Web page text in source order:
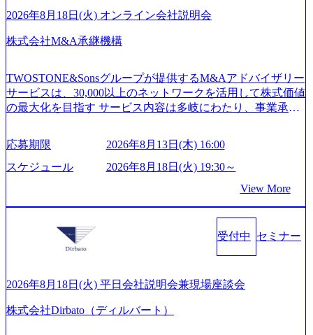
特長 ビジネスへの深い理解を持つコンサルタントが集うXs
pearと、最先端テクノロジーに深い知見を持つシンプレクス
社またはグループ会社との協力体制を築いている Xspear社
sion-production.appspot.com/public/images/20240925204111_caa9
4e4b-6aae-45a6-a0ce-b98154c816a2_1153x543.webp メンバー情
報 (https://www.xspear.co.jp/member/)一部抜粋 - 伊勢山 昇吾氏:
業界で新規事業戦略、成長戦略、PMI推進、業務改革等の幅
広いプロジェクトに従事 - 鈴木健仁氏：新卒でベイカレン
トに入社し最年少ディレクターを経てXspearに参画 - 梶田
案、人事組織テーマに強みを持ち、メディア・エンタメ業
界においてはDX戦略立案、NFT等の新規事業立案を得意と
する。 - 藏満 一馬氏：アクセンチュア出身。金融業界を中
心に、DX戦略策定、新規事業立案、組織変革、規制対応等
の幅広いプロジェクトを主導する。 - 天野 善仁氏：19卒Pw
ページ (https://www.xspear.co.jp/career/interviews/) 戦略だけの
から”のコンサルの在り方 (https://www.businessinsider.jp/articl
cb8-329e-4a45-a8f5-73d9728b2cd7_1200x486.webp https://storag
e.googleapis.com/our-vision-production.appspot.com/public/image
s/20260224131100_d8b3379f-6e64-4566-aea4-924f21977d35_120
0x460.webp https://storage.googleapis.com/our-vision-production.a
810e-138e27965ee8_1200x386.webp グローバル人財育成を目
的とした「語学研修」、効果的なプレゼンのポイントを掴
み実践に強くなるための「プレゼン研修」、自社キャリア
アドバイザーによる自身のキャリア構築をめざす「キャリ
スタイム制度を実施しており、月単位の決められた労働時
間の範囲内で、出社・退社の時刻を社員の自己裁量に委
ね、ワークライフバランスを図りながら効率的に働くこと
ができる 【休日】 土日祝休みの完全週休2日制 2025年度の
休暇は年間24日（4月1日入社の場合）で、入社日に付与さ
れます。 年次有給休暇の残日数は、翌年度に繰り越すこと
ができます。 慶弔休暇は、事由により取得可能日数は異な
ュ休暇は、規程で定める勤続年数ごとに、連続5日のリフレ
ッシュ休暇を取得できます。 【育児や子の看護、介護など
の制度】 育児休暇： 対象：小学校1年修了時の3月31日まで
2026年8月18日(火) オンライン会社説明会
株式会社M&A承継機構
TWOSTONE&Sonsグループが提供するM&Aアドバイザリー
サービスは、30,000以上のネットワークを活用して株式価値
の最大化を目指す サービス内容は多岐にわたり、事業承継
リーなどが含まれており、幅広いニーズに対応 譲渡企業に
対しては完全成功報酬制を採用し、M&A以外の選択肢も尊
重する姿勢を持ち、将来の株価成長を取り込むスキームの
&A業界のリーディングカンパニーであり、領域にこだわら
ず幅広い案件に携わりながら自己成長とキャリアの挑戦が
可能 M&Aセンター出身者3名がメインメンバーであり、経
験豊富なアドバイザーと共に働くことで、M&Aや財務アド
バイザリーなどの専門知識を獲得し、キャリアを発展させ
となり、平均3000万～4000万の年収となる 内訳としては個
成活躍させるためのナレッジシェアおよび丁寧なOJTを欠か
応募期限
2026年8月13日(木) 16:00
スケジュール
2026年8月18日(火) 19:30～
View More
受付中 セミナー
2026年8月18日(火) 平日会社説明会兼現場座談会
株式会社Dirbato（ディルバート）